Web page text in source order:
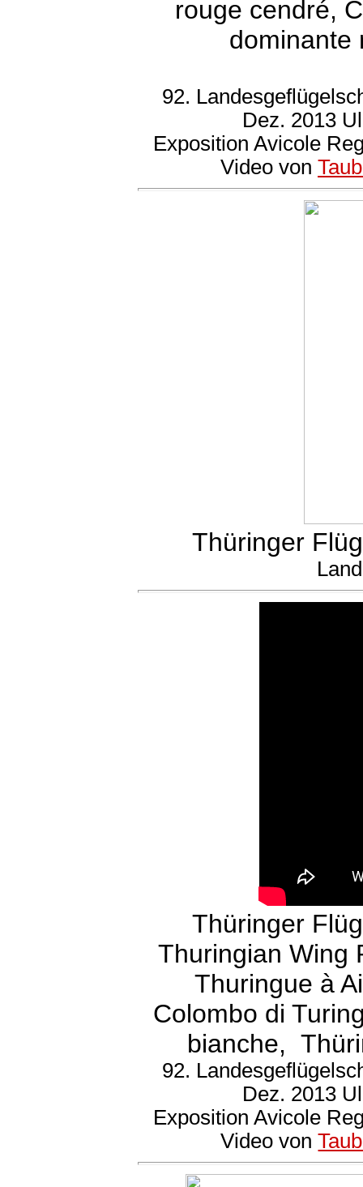
rouge cendré,
dominante
92.
Dez. 2013
Exposition Avicole
Video von
Thüringer
Thüringer
Thuringian Wing
Thuringue à
Colombo di
bianche,
92.
Dez. 2013
Exposition Avicole
Video von